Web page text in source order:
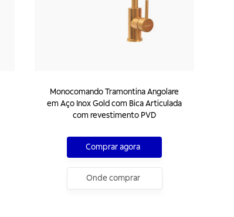
Monocomando Tramontina Angolare
em Aço Inox Gold com Bica Articulada
com revestimento PVD
Comprar agora
Onde comprar